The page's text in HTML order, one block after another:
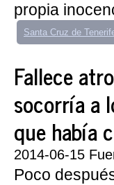
propia
Santa Cruz de
Fallece
socorría a
que había
2014-06-15
Poco